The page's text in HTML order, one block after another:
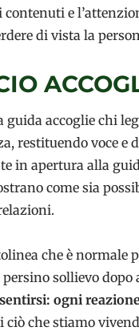
e
di vista la
accoglie chi
restituendo voce
in apertura alla
come sia
che è
sollievo
ogni
ciò che stiamo